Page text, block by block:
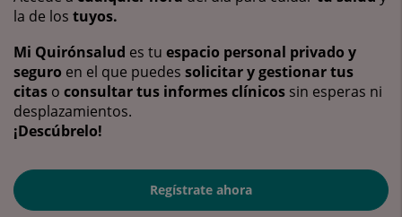
la de los tuyos.
Mi Quirónsalud es tu espacio personal privado y
seguro en el que puedes solicitar y gestionar tus
citas o consultar tus informes clínicos sin esperas ni
desplazamientos.
¡Descúbrelo!
Regístrate ahora